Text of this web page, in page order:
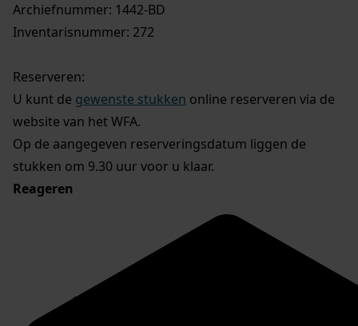
Archiefnummer: 1442-BD
Inventarisnummer: 272
Reserveren:
U kunt de gewenste stukken online reserveren via de
website van het WFA.
Op de aangegeven reserveringsdatum liggen de
stukken om 9.30 uur voor u klaar.
Reageren